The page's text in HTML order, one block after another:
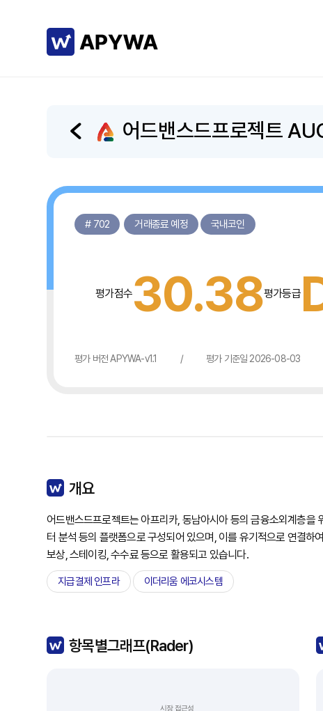
어드밴스드프로젝트
# 702 거래종료 예정 국내코인
평가점수30.38평가등급
평가 버전 APYWA-v1.1 / 평가 기준일 2026-08-03
개요
어드밴스드프로젝트는 아프리카, 동남아시아 등의 금융소외계층을
터 분석 등의 플랫폼으로 구성되어 있으며, 이를 유기적으로 연결
보상, 스테이킹, 수수료 등으로 활용되고 있습니다.
지급결제 인프라 이더리움 에코시스템
항목별그래프(Rader)